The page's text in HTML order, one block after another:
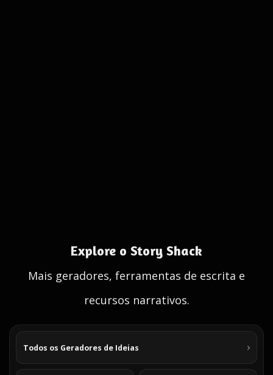
Explore o Story Shack
Mais geradores, ferramentas de escrita e
recursos narrativos.
Todos os Geradores de Ideias